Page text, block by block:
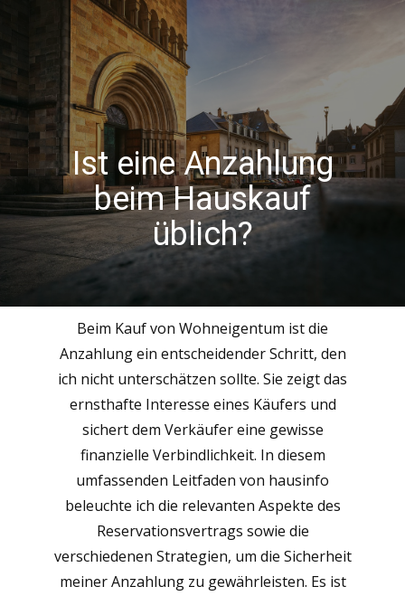
Ist eine Anzahlung
beim Hauskauf
üblich?
Beim Kauf von Wohneigentum ist die
Anzahlung ein entscheidender Schritt, den
ich nicht unterschätzen sollte. Sie zeigt das
ernsthafte Interesse eines Käufers und
sichert dem Verkäufer eine gewisse
finanzielle Verbindlichkeit. In diesem
umfassenden Leitfaden von hausinfo
beleuchte ich die relevanten Aspekte des
Reservationsvertrags sowie die
verschiedenen Strategien, um die Sicherheit
meiner Anzahlung zu gewährleisten. Es ist